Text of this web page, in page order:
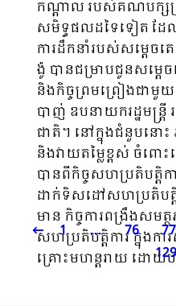
កណ្តាល របស់គណបក្សប្
សមិទ្ធផលដទៃទៀត ដែ
ការដឹកនាំរបស់សម្ដេច
ង៉ូ បានជម្រាបជូនសម្ដ
និងកិច្ចព្រមព្រៀងជា
បាញ់ ឧបនាយករដ្ឋមន្រ្តី
ជាតិ។ នៅក្នុងជំនួបនោះ
និងវាយតម្លៃខ្ពស់ ចំព
បានពីកិច្ចសហប្រតិបត្តិក
ដាក់ទិសដៅសហប្រតិបត្តិ
មាន កិច្ចការពង្រឹងសម
សហប្រតិបត្តិការ ក្នុងក
គ្រោះមហន្តរាយ ដោយ
1 … 76 77